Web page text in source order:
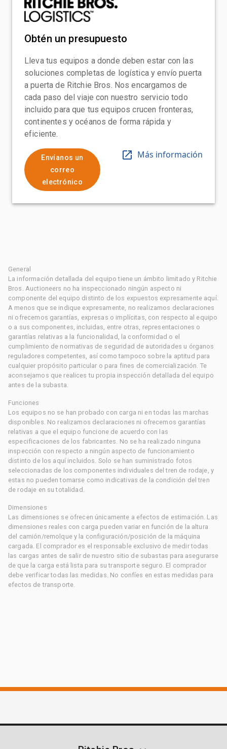
Obtén un presupuesto
Lleva tus equipos a donde deben estar con las
soluciones completas de logística y envío puerta
a puerta de Ritchie Bros. Nos encargamos de
cada paso del viaje con nuestro servicio todo
incluido para que tus equipos crucen fronteras,
continentes y océanos de forma rápida y
eficiente.
Envíanos un
correo
electrónico
Más información
General
La información detallada del equipo tiene un ámbito limitado y Ritchie
Bros. Auctioneers no ha inspeccionado ningún aspecto ni
componente del equipo distinto de los expuestos expresamente aquí.
A menos que se indique expresamente, no realizamos declaraciones
ni ofrecemos garantías, expresas o implícitas, con respecto al equipo
o a sus componentes, incluidas, entre otras, representaciones o
garantías relativas a la funcionalidad, la conformidad o el
cumplimiento de normativas de seguridad de autoridades u órganos
reguladores competentes, así como tampoco sobre la aptitud para
cualquier propósito particular o para fines de comercialización. Te
aconsejamos que realices tu propia inspección detallada del equipo
antes de la subasta.
Funciones
Los equipos no se han probado con carga ni en todas las marchas
disponibles. No realizamos declaraciones ni ofrecemos garantías
relativas a que el equipo funcione de acuerdo con las
especificaciones de los fabricantes. No se ha realizado ninguna
inspección con respecto a ningún aspecto de funcionamiento
distinto de los aquí incluidos. Solo se han suministrado fotos
seleccionadas de los componentes individuales del tren de rodaje, y
estas no pueden tomarse como indicativas de la condición del tren
de rodaje en su totalidad.
Dimensiones
Las dimensiones se ofrecen únicamente a efectos de estimación. Las
dimensiones reales con carga pueden variar en función de la altura
del camión/remolque y la configuración/posición de la máquina
cargada. El comprador es el responsable exclusivo de medir todas
las cargas antes de salir de nuestro sitio de subastas para asegurarse
de que la carga está lista para su transporte seguro. El comprador
debe verificar todas las medidas. No confíes en estas medidas para
efectos de transporte.